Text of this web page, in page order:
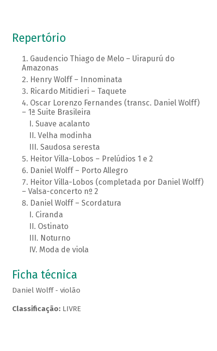
Repertório
Gaudencio Thiago de Melo – Uirapurú do
Amazonas
Henry Wolff – Innominata
Ricardo Mitidieri – Taquete
Oscar Lorenzo Fernandes (transc. Daniel Wolff)
– 1ª Suite Brasileira
Suave acalanto
Velha modinha
Saudosa seresta
Heitor Villa-Lobos – Prelúdios 1 e 2
Daniel Wolff – Porto Allegro
Heitor Villa-Lobos (completada por Daniel Wolff)
– Valsa-concerto nº 2
Daniel Wolff – Scordatura
Ciranda
Ostinato
Noturno
Moda de viola
Ficha técnica
Daniel Wolff - violão
Classificação:LIVRE